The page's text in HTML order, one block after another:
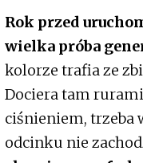
Rok przed
wielka próba
kolorze trafia ze
Dociera tam
ciśnieniem, trzeba
odcinku nie